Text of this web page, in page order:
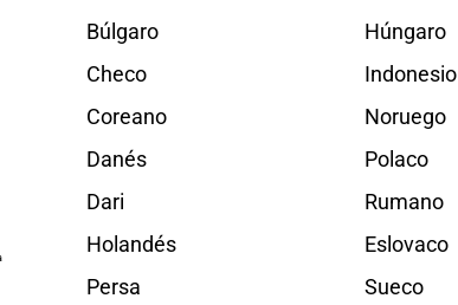
Búlgaro
Checo
Coreano
Danés
Dari
Holandés
Persa
Húngaro
Indonesio
Noruego
Polaco
Rumano
Eslovaco
Sueco